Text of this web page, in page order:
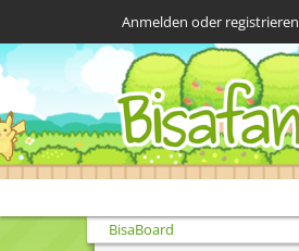
Anmelden oder registrieren
BisaBoard